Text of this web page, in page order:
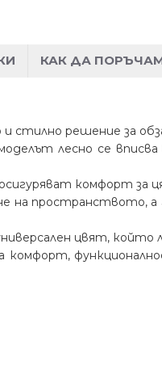
КАК ДА
стилно решение за
лесно се
комфорт за
на
цвят, който
комфорт,